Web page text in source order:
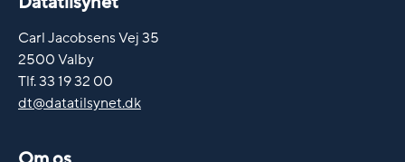
Carl Jacobsens Vej 35
2500 Valby
Tlf. 33 19 32 00
dt@datatilsynet.dk